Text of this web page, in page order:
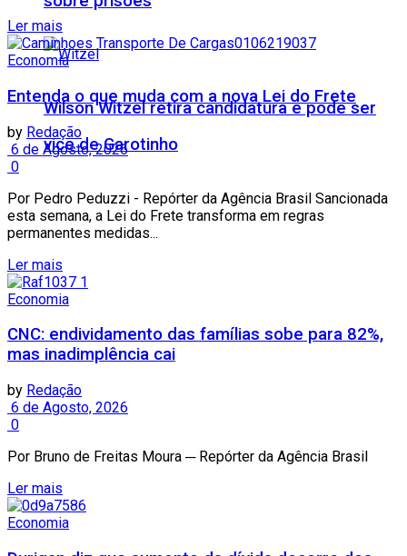
Wilson Witzel retira candidatura e pode ser
vice de Garotinho
Ler mais
Economia
Entenda o que muda com a nova Lei do Frete
by Redação
6 de Agosto, 2026
0
Por Pedro Peduzzi - Repórter da Agência Brasil Sancionada
esta semana, a Lei do Frete transforma em regras
permanentes medidas...
Ler mais
Economia
CNC: endividamento das famílias sobe para 82%,
mas inadimplência cai
by Redação
6 de Agosto, 2026
0
Por Bruno de Freitas Moura ─ Repórter da Agência Brasil
Ler mais
Economia